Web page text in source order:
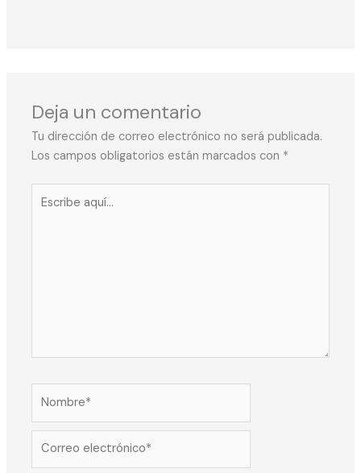
Deja un comentario
Tu dirección de correo electrónico no será publicada.
Los campos obligatorios están marcados con *
aquí...